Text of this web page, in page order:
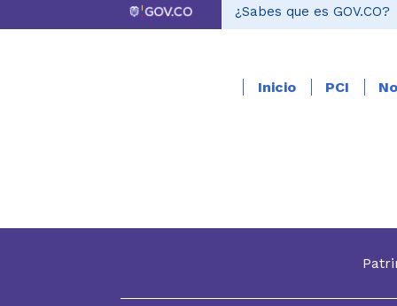
¿Sabes que es GOV.CO?
Inicio PCI